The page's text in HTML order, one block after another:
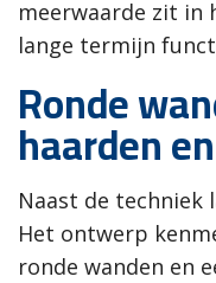
meerwaarde zit in
lange termijn
Ronde
haarden
Naast de techniek
Het ontwerp
ronde wanden en